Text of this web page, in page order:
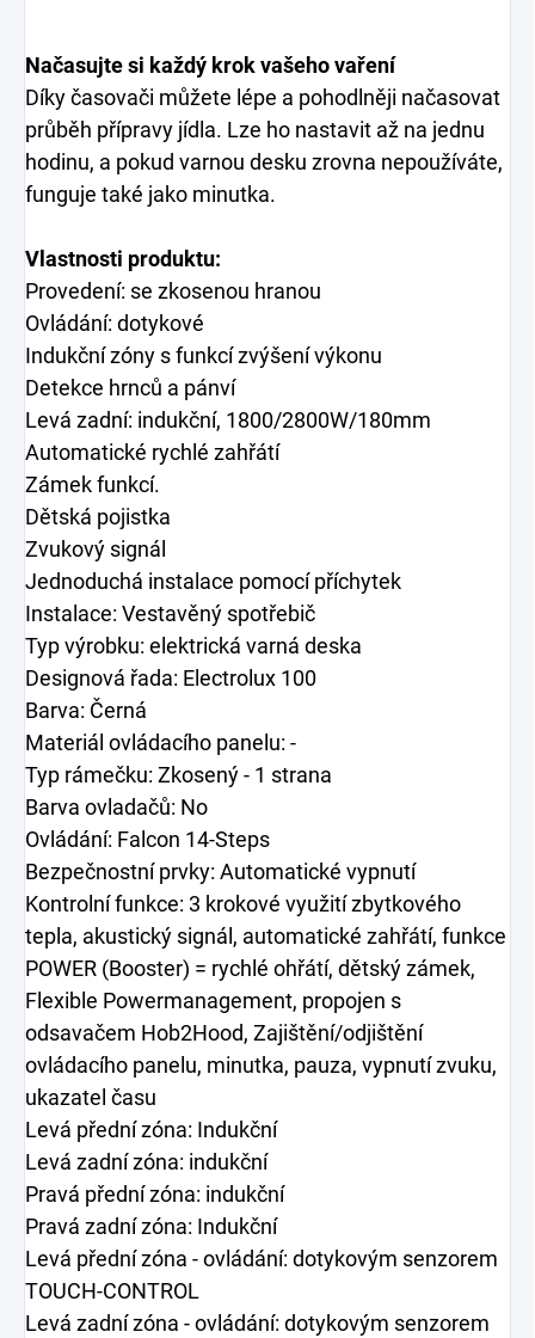
Načasujte si každý krok vašeho vaření
Díky časovači můžete lépe a pohodlněji načasovat
průběh přípravy jídla. Lze ho nastavit až na jednu
hodinu, a pokud varnou desku zrovna nepoužíváte,
funguje také jako minutka.
Vlastnosti produktu:
Provedení: se zkosenou hranou
Ovládání: dotykové
Indukční zóny s funkcí zvýšení výkonu
Detekce hrnců a pánví
Levá zadní: indukční, 1800/2800W/180mm
Automatické rychlé zahřátí
Zámek funkcí.
Dětská pojistka
Zvukový signál
Jednoduchá instalace pomocí příchytek
Instalace: Vestavěný spotřebič
Typ výrobku: elektrická varná deska
Designová řada: Electrolux 100
Barva: Černá
Materiál ovládacího panelu: -
Typ rámečku: Zkosený - 1 strana
Barva ovladačů: No
Ovládání: Falcon 14-Steps
Bezpečnostní prvky: Automatické vypnutí
Kontrolní funkce: 3 krokové využití zbytkového
tepla, akustický signál, automatické zahřátí, funkce
POWER (Booster) = rychlé ohřátí, dětský zámek,
Flexible Powermanagement, propojen s
odsavačem Hob2Hood, Zajištění/odjištění
ovládacího panelu, minutka, pauza, vypnutí zvuku,
ukazatel času
Levá přední zóna: Indukční
Levá zadní zóna: indukční
Pravá přední zóna: indukční
Pravá zadní zóna: Indukční
Levá přední zóna - ovládání: dotykovým senzorem
TOUCH-CONTROL
Levá zadní zóna - ovládání: dotykovým senzorem